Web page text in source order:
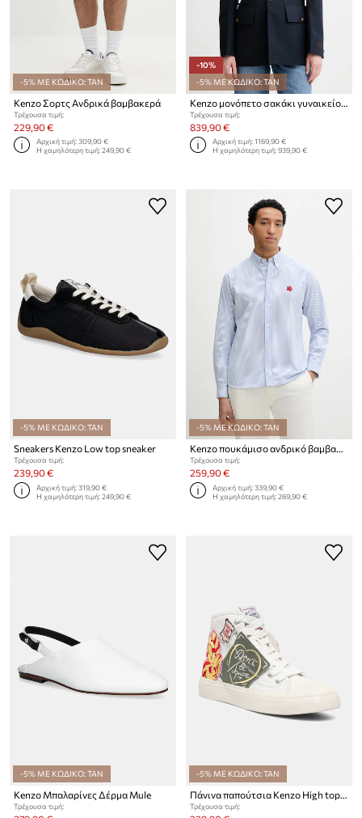
-5% ΜΕ ΚΩΔΙΚΟ: TAN
Kenzo Σορτς Ανδρικά βαμβακερά
Τρέχουσα τιμή:
229,90 €
Αρχική τιμή:309,90 €
Η χαμηλότερη τιμή:249,90 €
-10%
-5% ΜΕ ΚΩΔΙΚΟ: TAN
Kenzo μονόπετο σακάκι γυναικείο με μαλλί
Τρέχουσα τιμή:
839,90 €
Αρχική τιμή:1169,90 €
Η χαμηλότερη τιμή:939,90 €
-5% ΜΕ ΚΩΔΙΚΟ: TAN
Sneakers Kenzo Low top sneaker
Τρέχουσα τιμή:
239,90 €
Αρχική τιμή:319,90 €
Η χαμηλότερη τιμή:249,90 €
-5% ΜΕ ΚΩΔΙΚΟ: TAN
Kenzo πουκάμισο ανδρικό βαμβακερό
Τρέχουσα τιμή:
259,90 €
Αρχική τιμή:339,90 €
Η χαμηλότερη τιμή:269,90 €
-5% ΜΕ ΚΩΔΙΚΟ: TAN
Kenzo Μπαλαρίνες Δέρμα Mule
Τρέχουσα τιμή:
-5% ΜΕ ΚΩΔΙΚΟ: TAN
Τρέχουσα τιμή: